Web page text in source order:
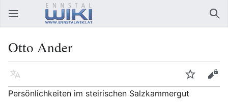
Hauptmenü öffnen
Otto Ander
Sprache Beobachten
Bearbeiten
Persönlichkeiten im steirischen Salzkammergut